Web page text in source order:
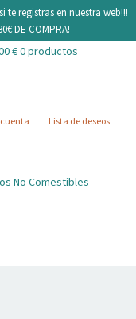
te registras en nuestra web!!!
DE COMPRA!
€0 productos
Lista de deseos
No Comestibles